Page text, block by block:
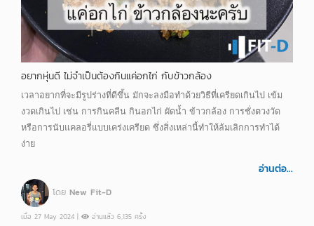
อยากหุ่นดี ไม่จำเป็นต้องกินแค่อกไก่ กับข้าวกล้อง
เวลาอยากที่จะมีรูปร่างที่ดีขึ้น มักจะลงมือทำด้วยวิธีที่เครียดเกินไป เข้ม
งวดเกินไป เช่น การกินคลีน กินอกไก่ ผัดน้ำ ข้าวกล้อง การชั่งตวงวัด
หรือการนับแคลอรี่แบบเคร่งเครียด ซึ่งสิ่งเหล่านี้ทำให้ล้มเลิกการทำได้
ง่าย
อ่านต่อ...
โดย New Fit-D
เมื่อ 27 May 2024 | อ่านแล้ว 6,135 ครั้ง